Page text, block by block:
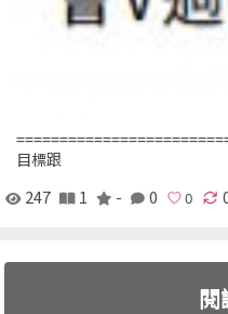
目標跟
247
1 - 0
閱